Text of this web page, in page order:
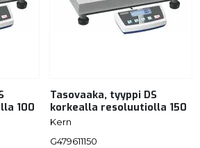
100
Tasovaaka, tyyppi DS
korkealla resoluutiolla 150
Kern
G479611150